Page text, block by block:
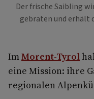
Der frische Saibling
gebraten und erhält
ImMorent-Tyrol
eine Mission: ihre
regionalen